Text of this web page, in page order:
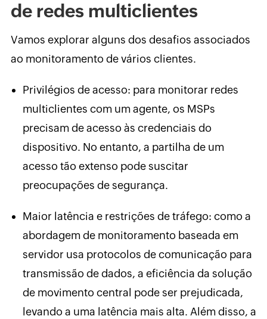
de redes multiclientes
Vamos explorar alguns dos desafios associados
ao monitoramento de vários clientes.
Privilégios de acesso: para monitorar redes
multiclientes com um agente, os MSPs
precisam de acesso às credenciais do
dispositivo. No entanto, a partilha de um
acesso tão extenso pode suscitar
preocupações de segurança.
Maior latência e restrições de tráfego: como a
abordagem de monitoramento baseada em
servidor usa protocolos de comunicação para
transmissão de dados, a eficiência da solução
de movimento central pode ser prejudicada,
levando a uma latência mais alta. Além disso, a